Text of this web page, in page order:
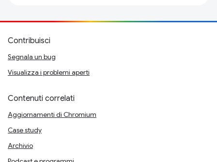
Contribuisci
Segnala un bug
Visualizza i problemi aperti
Contenuti correlati
Aggiornamenti di Chromium
Case study
Archivio